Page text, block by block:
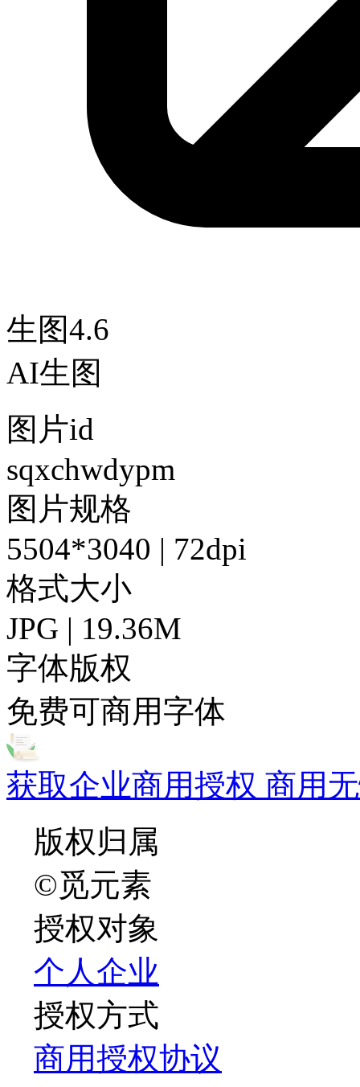
生图4.6
AI生图
图片id
sqxchwdypm
图片规格
5504*3040 | 72dpi
格式大小
JPG | 19.36M
字体版权
免费可商用字体
获取企业商用授权 商用
版权归属
©觅元素
授权对象
个人企业
授权方式
商用授权协议